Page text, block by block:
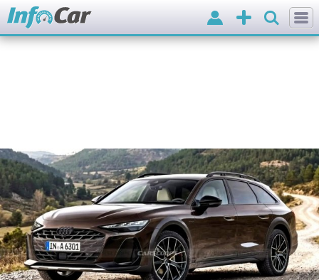
Додати
оголошення
Вхід